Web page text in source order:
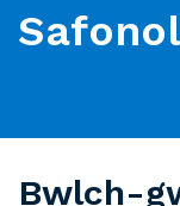
Bwlch-